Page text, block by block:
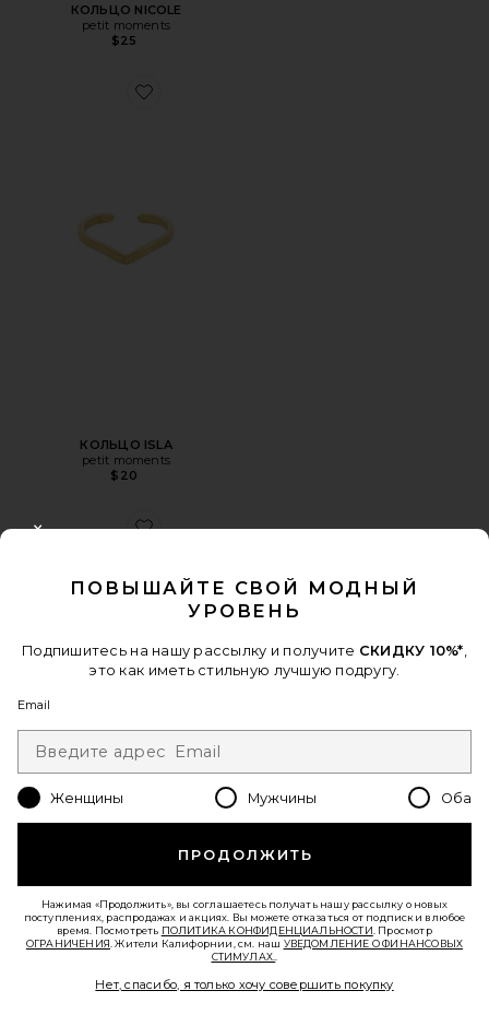
КОЛЬЦО NICOLE
petit moments
$25
Favorite КОЛЬЦО ISLA
КОЛЬЦО ISLA
petit moments
$20
Luv AJ
$88
Favorite КОЛЬЦО ABALONE HIDDEN GEM
ПОВЫШАЙТЕ СВОЙ МОДНЫЙ
УРОВЕНЬ
Подпишитесь на нашу рассылку и получите СКИДКУ 10%*
это как иметь стильную лучшую подругу.
Email
Женщины Мужчины Оба
ПРОДОЛЖИТЬ
Нажимая «Продолжить», вы соглашаетесь получать нашу рассылку о новых
поступлениях, распродажах и акциях. Вы можете отказаться от подписки в любое
время. Посмотреть ПОЛИТИКА КОНФИДЕНЦИАЛЬНОСТИ . Просмотр
ОГРАНИЧЕНИЯ . Жители Калифорнии, см. наш УВЕДОМЛЕНИЕ О ФИНАНСОВЫХ
СТИМУЛАХ.
Нет, спасибо, я только хочу совершить покупку